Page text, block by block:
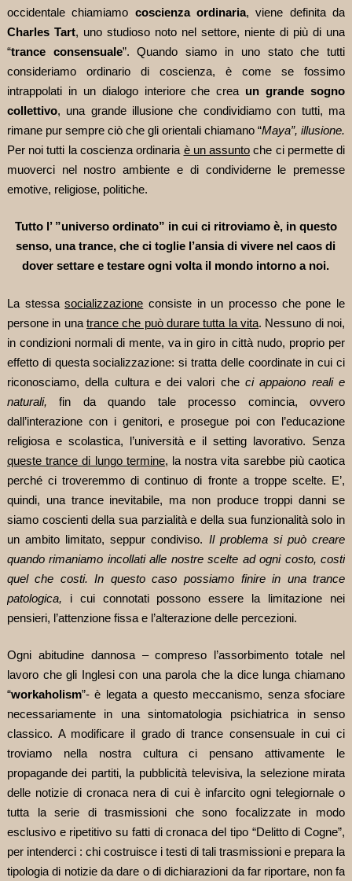
occidentale chiamiamo coscienza ordinaria, viene definita da
Charles Tart, uno studioso noto nel settore, niente di più di una
“trance consensuale”. Quando siamo in uno stato che tutti
consideriamo ordinario di coscienza, è come se fossimo
intrappolati in un dialogo interiore che crea un grande sogno
collettivo, una grande illusione che condividiamo con tutti, ma
rimane pur sempre ciò che gli orientali chiamano “Maya”, illusione.
Per noi tutti la coscienza ordinaria è un assunto che ci permette di
muoverci nel nostro ambiente e di condividerne le premesse
emotive, religiose, politiche.
Tutto l’ ”universo ordinato” in cui ci ritroviamo è, in questo
senso, una trance, che ci toglie l’ansia di vivere nel caos di
dover settare e testare ogni volta il mondo intorno a noi.
La stessasocializzazione consiste in un processo che pone le
persone in una trance che può durare tutta la vita. Nessuno di noi,
in condizioni normali di mente, va in giro in città nudo, proprio per
effetto di questa socializzazione: si tratta delle coordinate in cui ci
riconosciamo, della cultura e dei valori checi appaiono reali e
naturali, fin da quando tale processo comincia, ovvero
dall’interazione con i genitori, e prosegue poi con l’educazione
religiosa e scolastica, l’università e il setting lavorativo. Senza
queste trance di lungo termine, la nostra vita sarebbe più caotica
perché ci troveremmo di continuo di fronte a troppe scelte. E’,
quindi, una trance inevitabile, ma non produce troppi danni se
siamo coscienti della sua parzialità e della sua funzionalità solo in
un ambito limitato, seppur condiviso. Il problema si può creare
quando rimaniamo incollati alle nostre scelte ad ogni costo, costi
quel che costi. In questo caso possiamo finire in una trance
patologica, i cui connotati possono essere la limitazione nei
pensieri, l’attenzione fissa e l’alterazione delle percezioni.
Ogni abitudine dannosa – compreso l’assorbimento totale nel
lavoro che gli Inglesi con una parola che la dice lunga chiamano
“workaholism”- è legata a questo meccanismo, senza sfociare
necessariamente in una sintomatologia psichiatrica in senso
classico. A modificare il grado di trance consensuale in cui ci
troviamo nella nostra cultura ci pensano attivamente le
propagande dei partiti, la pubblicità televisiva, la selezione mirata
delle notizie di cronaca nera di cui è infarcito ogni telegiornale o
tutta la serie di trasmissioni che sono focalizzate in modo
esclusivo e ripetitivo su fatti di cronaca del tipo “Delitto di Cogne”,
per intenderci : chi costruisce i testi di tali trasmissioni e prepara la
tipologia di notizie da dare o di dichiarazioni da far riportare, non fa